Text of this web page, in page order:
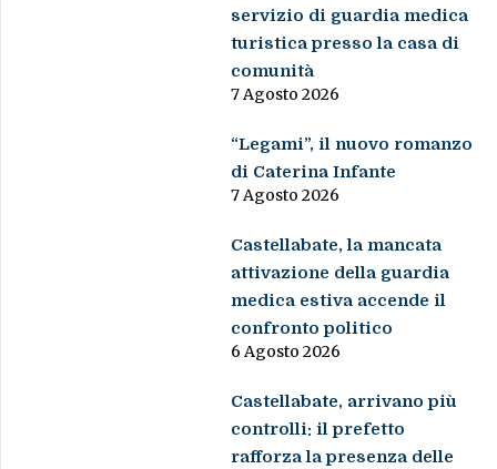
servizio di guardia medica
turistica presso la casa di
comunità
7 Agosto 2026
“Legami”, il nuovo romanzo
di Caterina Infante
7 Agosto 2026
Castellabate, la mancata
attivazione della guardia
medica estiva accende il
confronto politico
6 Agosto 2026
Castellabate, arrivano più
controlli: il prefetto
rafforza la presenza delle